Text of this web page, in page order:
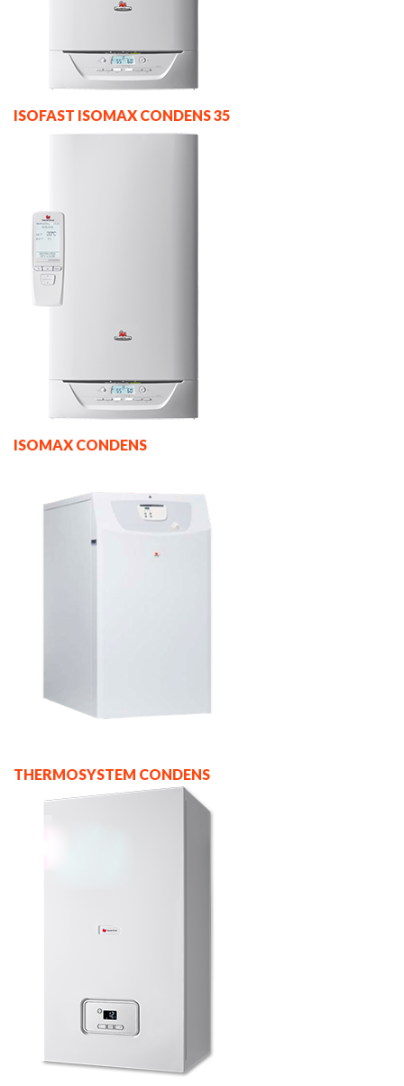
ISOFAST ISOMAX CONDENS 35
ISOMAX CONDENS
THERMOSYSTEM CONDENS